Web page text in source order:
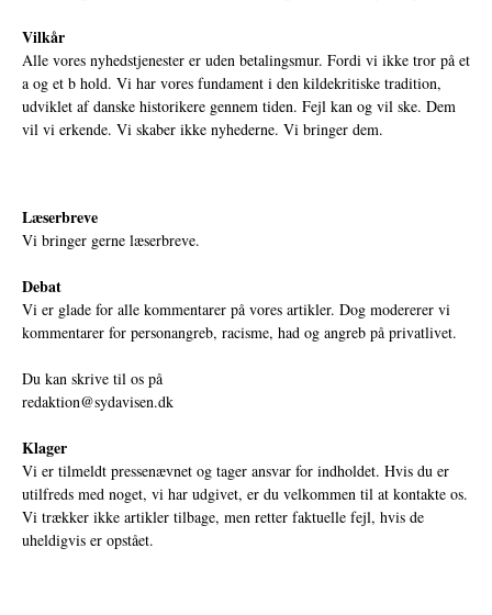
Vilkår
Alle vores nyhedstjenester er uden betalingsmur. Fordi vi ikke tror på et
a og et b hold. Vi har vores fundament i den kildekritiske tradition,
udviklet af danske historikere gennem tiden. Fejl kan og vil ske. Dem
vil vi erkende. Vi skaber ikke nyhederne. Vi bringer dem.
Læserbreve
Vi bringer gerne læserbreve.
Debat
Vi er glade for alle kommentarer på vores artikler. Dog modererer vi
kommentarer for personangreb, racisme, had og angreb på privatlivet.
Du kan skrive til os på
redaktion@sydavisen.dk
Klager
Vi er tilmeldt pressenævnet og tager ansvar for indholdet. Hvis du er
utilfreds med noget, vi har udgivet, er du velkommen til at kontakte os.
Vi trækker ikke artikler tilbage, men retter faktuelle fejl, hvis de
uheldigvis er opstået.